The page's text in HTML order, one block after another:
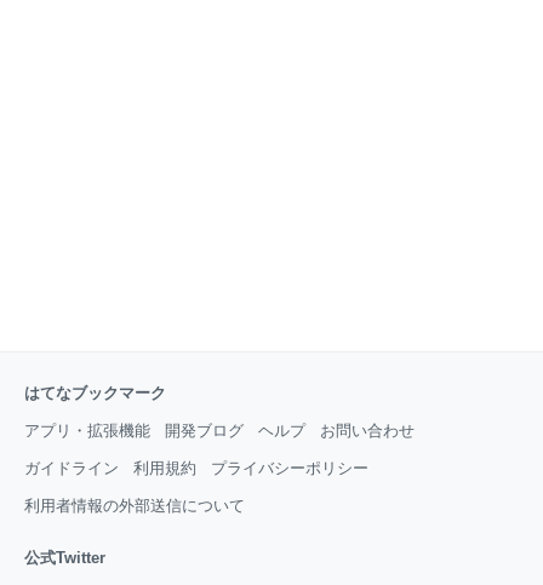
はてなブックマーク
アプリ・拡張機能 開発ブログ ヘルプ お問い合わせ
ガイドライン 利用規約 プライバシーポリシー
利用者情報の外部送信について
公式Twitter